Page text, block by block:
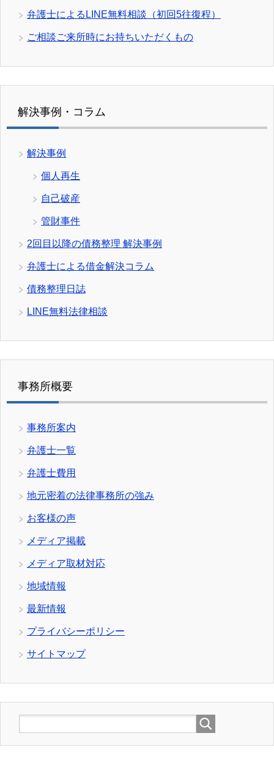
弁護士によるLINE無料相談（初回5往復程）
ご相談ご来所時にお持ちいただくもの
解決事例・コラム
解決事例
個人再生
自己破産
管財事件
2回目以降の債務整理 解決事例
弁護士による借金解決コラム
債務整理日誌
LINE無料法律相談
事務所概要
事務所案内
弁護士一覧
弁護士費用
地元密着の法律事務所の強み
お客様の声
メディア掲載
メディア取材対応
地域情報
最新情報
プライバシーポリシー
サイトマップ